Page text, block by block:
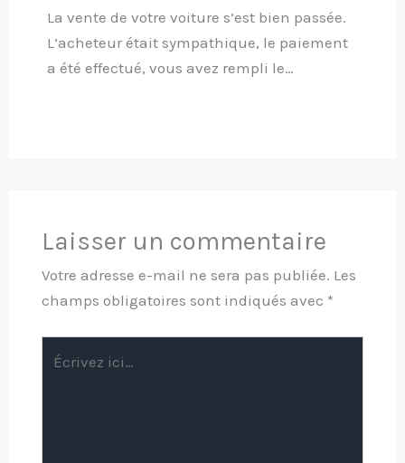
La vente de votre voiture s’est bien passée.
L’acheteur était sympathique, le paiement
a été effectué, vous avez rempli le…
Laisser un commentaire
Votre adresse e-mail ne sera pas publiée. Les
champs obligatoires sont indiqués avec *
ici…